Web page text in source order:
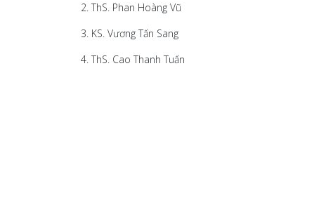
2. ThS. Phan Hoàng Vũ
3. KS. Vương Tấn Sang
4. ThS. Cao Thanh Tuấn